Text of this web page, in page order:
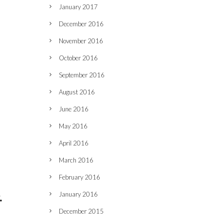
January 2017
December 2016
November 2016
October 2016
September 2016
August 2016
June 2016
May 2016
April 2016
March 2016
February 2016
January 2016
December 2015